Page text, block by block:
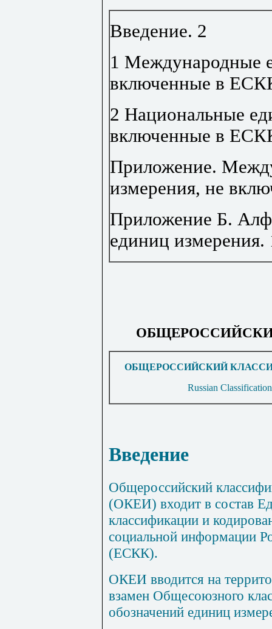
Введение. 2
1 Международные
включенные в
2 Национальные
включенные в
Приложение.
измерения, не
Приложение Б.
единиц измерения.
ОБЩЕРОССИЙСКИЙ
Russian
Введение
Общероссийский
(ОКЕИ) входит в состав
классификации и
социальной информации
(ЕСКК).
ОКЕИ вводится на
взамен Общесоюзного
обозначений единиц